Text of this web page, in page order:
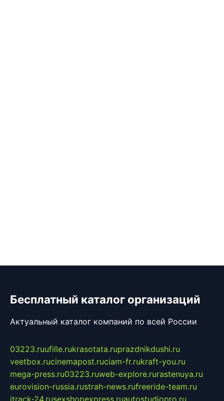
Бесплатный каталог организаций
Актуальный каталог компаний по всей России
03223.ruufille.rukrasotata.ruprazdnikdushi.ru
veetbox.rucinemapost.ruciam-fr.rukraft-you.ru
mega-press.ru03223.ruweb-explore.rurastenuya.ru
eurovision-russia.rustrah-news.rufreeride-team.ru
itrack-24.rusexshopexpress.ruautostudiopro.ru